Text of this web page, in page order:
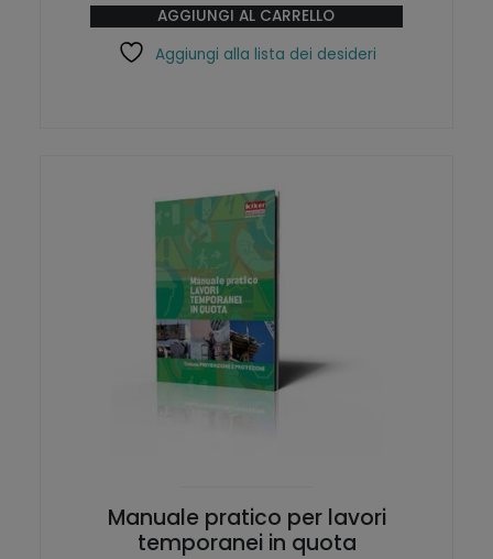
AGGIUNGI AL CARRELLO
Aggiungi alla lista dei desideri
Manuale pratico per lavori
temporanei in quota